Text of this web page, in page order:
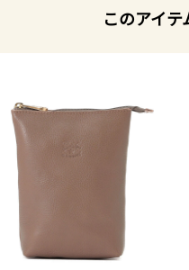
このアイ